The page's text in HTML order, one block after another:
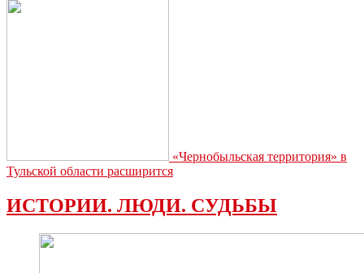
«Чернобыльская территория» в
Тульской области расширится
ИСТОРИИ. ЛЮДИ. СУДЬБЫ